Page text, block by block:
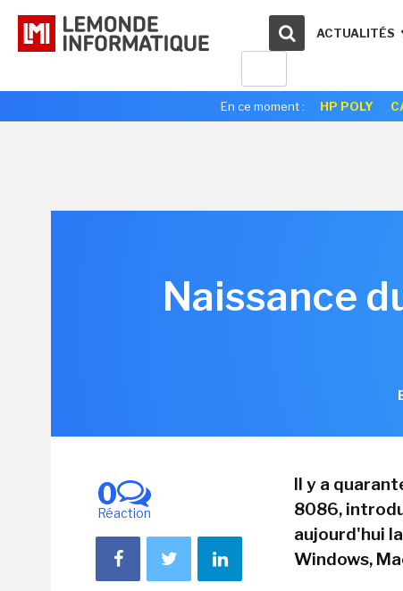
ACTUALITÉS
En ce moment : HP POLY
Naissance
0
Réaction
Il y a
8086,
aujourd'hui
Windows,